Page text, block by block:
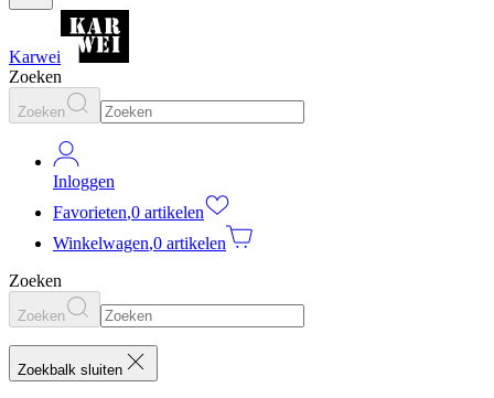
Karwei
Zoeken
Zoeken
Inloggen
Favorieten,0 artikelen
Winkelwagen,0 artikelen
Zoeken
Zoeken
Zoekbalk sluiten